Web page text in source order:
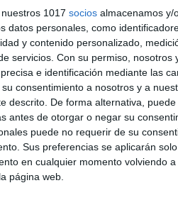
1017 socios almacenamos y/
datos personales, como
y contenido personalizado,
servicios. Con su permiso, nosotros
e identificación mediante las
consentimiento a nosotros y a
descrito. De forma alternativa,
antes de otorgar o negar su
puede no requerir de su
Sus preferencias se aplicarán
en cualquier momento volviendo
página web.